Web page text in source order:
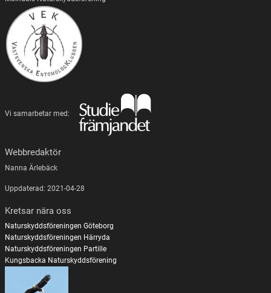
Vi samarbetar med:
Webbredaktör
Nanna Ärlebäck
Uppdaterad: 2021-04-28
Kretsar nära oss
Naturskyddsföreningen Göteborg
Naturskyddsföreningen Härryda
Naturskyddsföreningen Partille
Kungsbacka Naturskyddsförening